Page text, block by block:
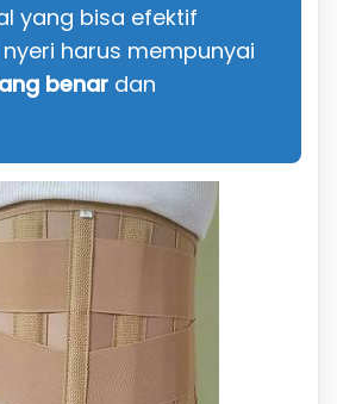
yang bisa efektif
harus mempunyai
benar dan